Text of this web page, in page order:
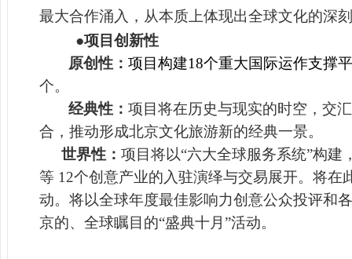
最大合作涌入，从本质上体现出全球文化的深
●项目创新性
原创性： 项目构建18个重大国际运作支撑
个。
经典性： 项目将在历史与现实的时空，交
合，推动形成北京文化旅游新的经典一景。
世界性： 项目将以“六大全球服务系统”构
等 12个创意产业的入驻演绎与交易展开。将在
动。 将以全球年度最佳影响力创意公众投评和
京的、全球瞩目的“盛典十月”活动。